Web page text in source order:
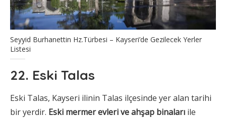
Seyyid Burhanettin Hz.Türbesi – Kayseri’de Gezilecek Yerler
Listesi
22. Eski Talas
Eski Talas, Kayseri ilinin Talas ilçesinde yer alan tarihi
bir yerdir. Eski mermer evleri ve ahşap binaları ile